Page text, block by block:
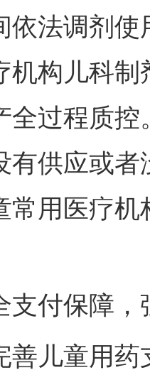
依法调剂
机构儿科
全过程质
有供应或
常用医疗
付保障，
儿童用药